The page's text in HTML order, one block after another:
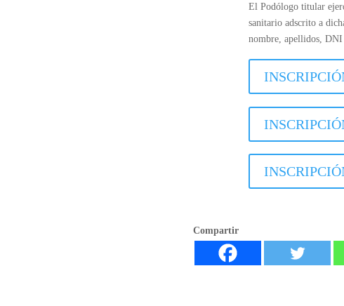
El Podólogo titular
sanitario adscrito a
nombre, apellidos, DNI
Compartir